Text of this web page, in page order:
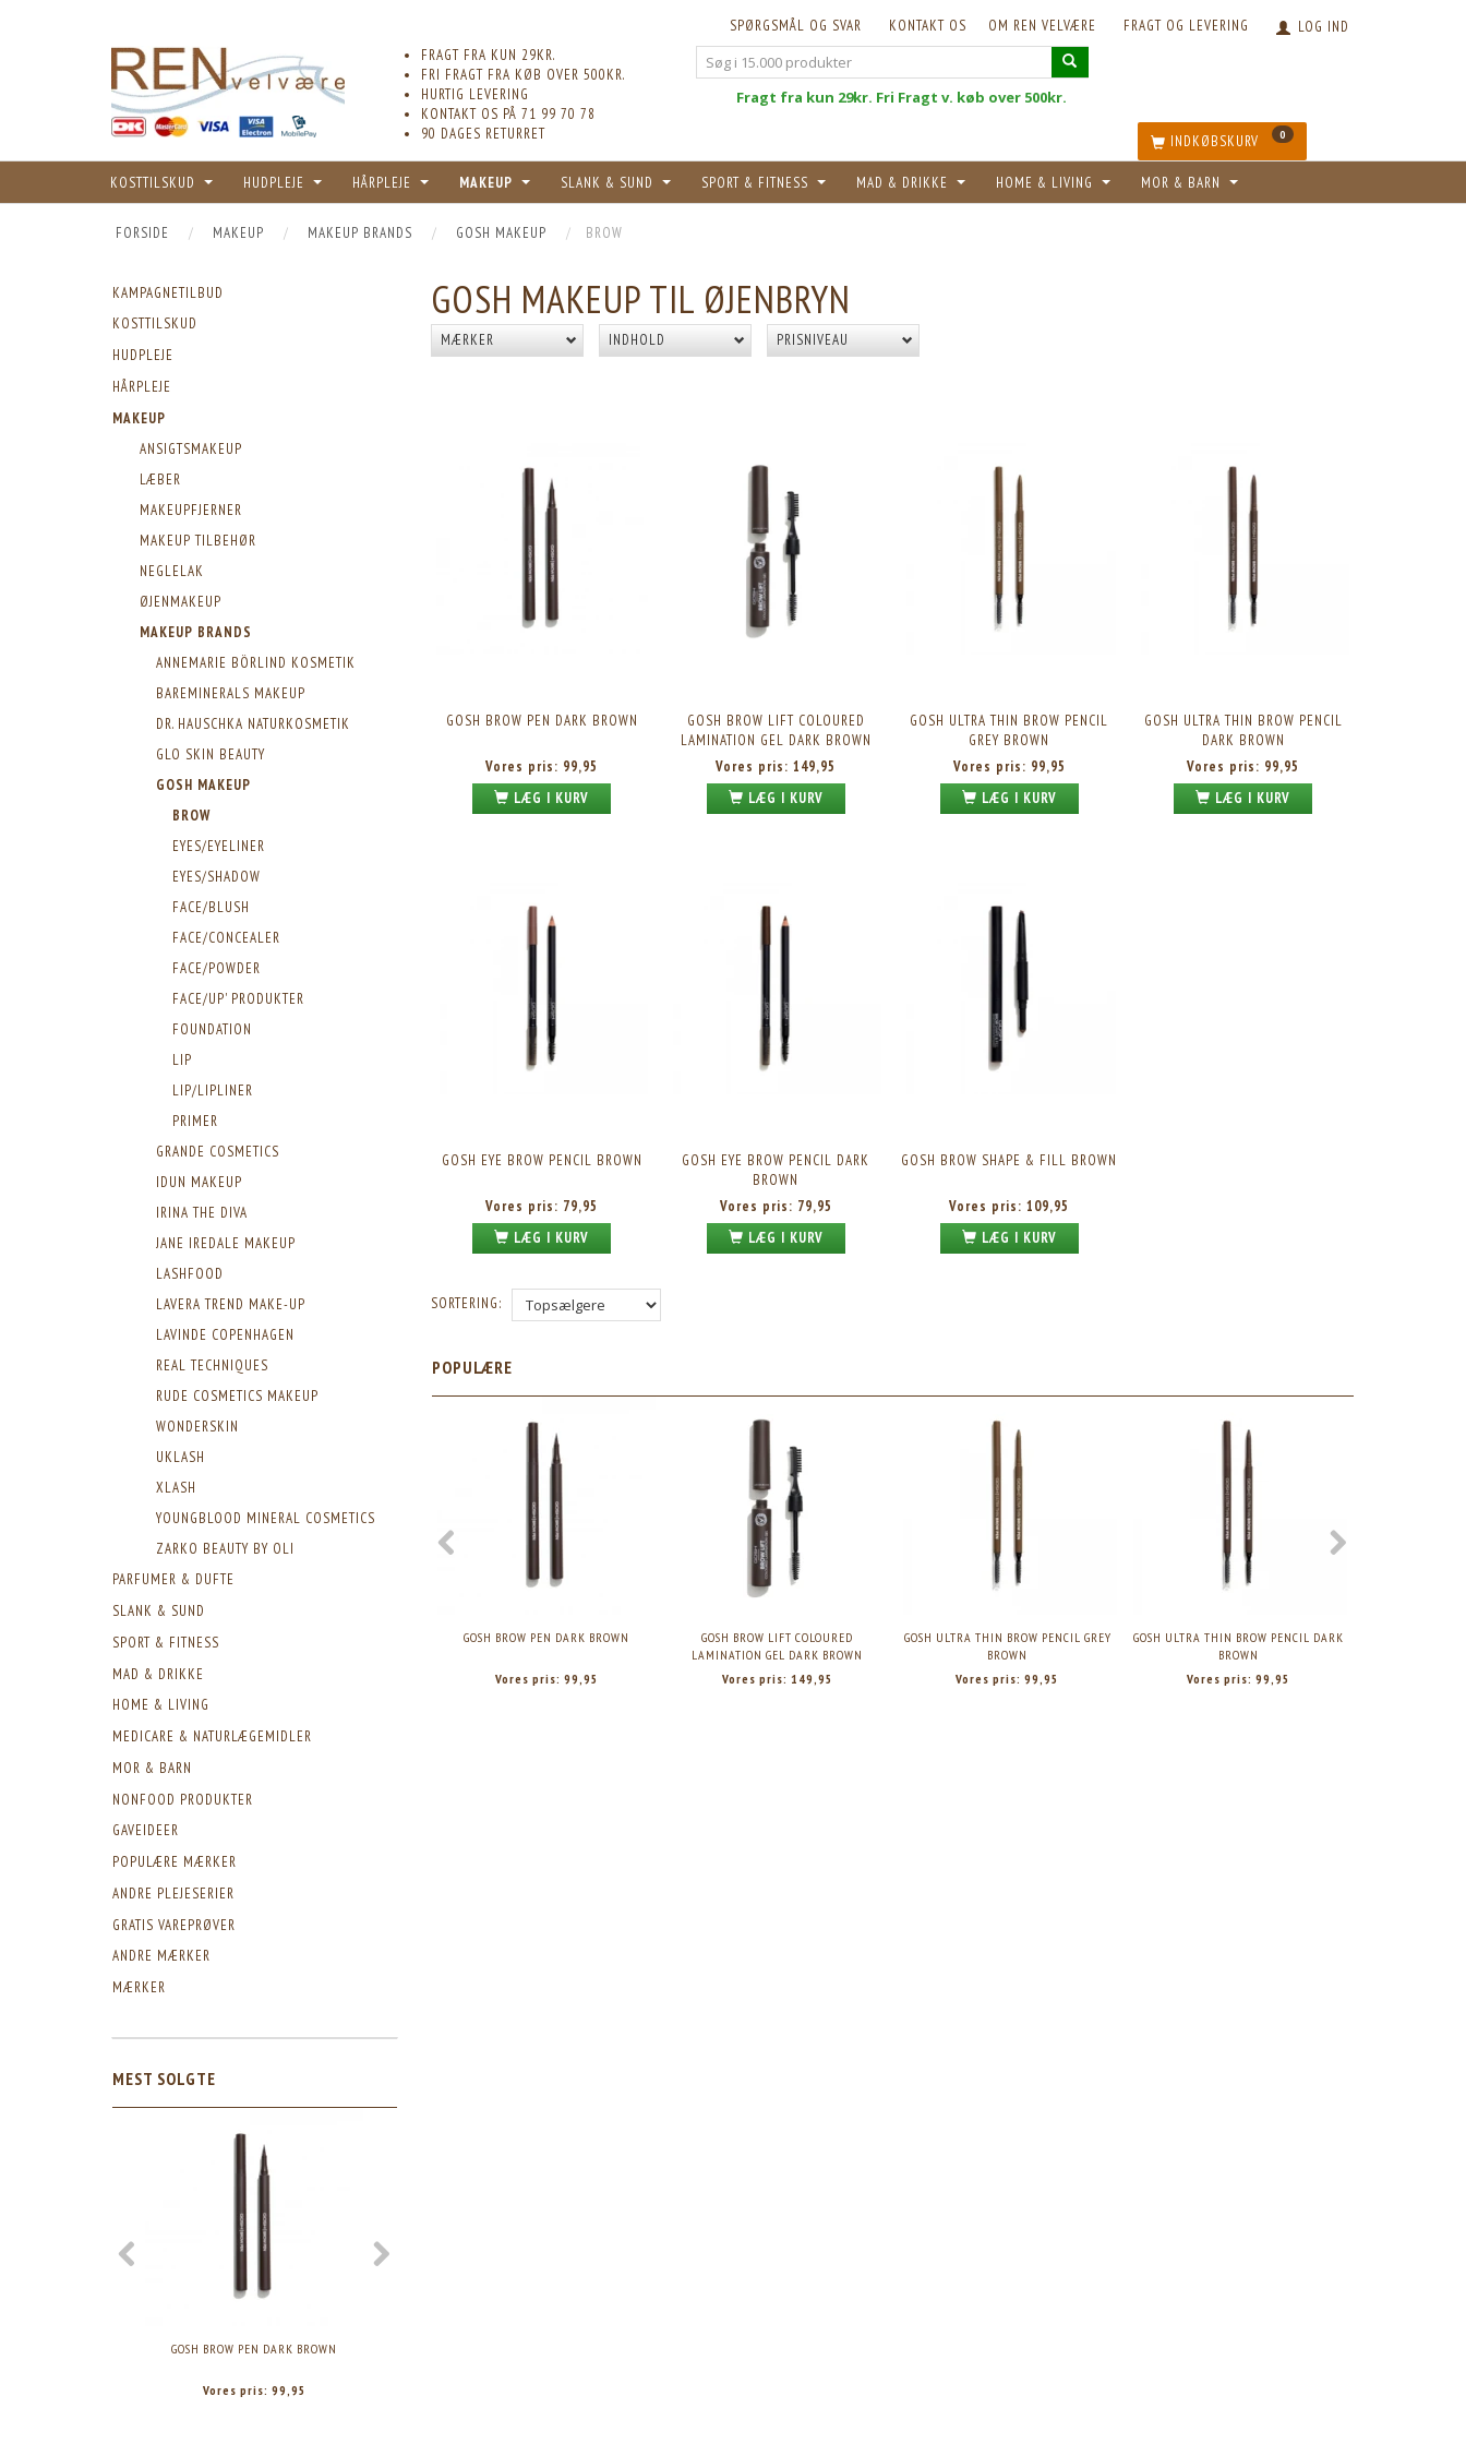
LOG IND
FRAGT OG LEVERING
OM REN VELVÆRE
KONTAKT OS
SPØRGSMÅL OG SVAR
FRAGT FRA KUN 29KR.
FRI FRAGT FRA KØB OVER 500KR.
HURTIG LEVERING
KONTAKT OS PÅ 71 99 70 78
90 DAGES RETURRET
Fragt fra kun 29kr. Fri Fragt v. køb over 500kr.
INDKØBSKURV 0
KOSTTILSKUD HUDPLEJE HÅRPLEJE MAKEUP SLANK & SUND SPORT & FITNESS MAD & DRIKKE HOME & LIVING MOR & BARN
FORSIDE MAKEUP MAKEUP BRANDS GOSH MAKEUP BROW
KAMPAGNETILBUD
KOSTTILSKUD
HUDPLEJE
HÅRPLEJE
MAKEUP
ANSIGTSMAKEUP
LÆBER
MAKEUPFJERNER
MAKEUP TILBEHØR
NEGLELAK
ØJENMAKEUP
MAKEUP BRANDS
ANNEMARIE BÖRLIND KOSMETIK
BAREMINERALS MAKEUP
DR. HAUSCHKA NATURKOSMETIK
GLO SKIN BEAUTY
GOSH MAKEUP
BROW
EYES/EYELINER
EYES/SHADOW
FACE/BLUSH
FACE/CONCEALER
FACE/POWDER
FACE/UP' PRODUKTER
FOUNDATION
LIP
LIP/LIPLINER
PRIMER
GRANDE COSMETICS
IDUN MAKEUP
IRINA THE DIVA
JANE IREDALE MAKEUP
LASHFOOD
LAVERA TREND MAKE-UP
LAVINDE COPENHAGEN
REAL TECHNIQUES
RUDE COSMETICS MAKEUP
WONDERSKIN
UKLASH
XLASH
YOUNGBLOOD MINERAL COSMETICS
ZARKO BEAUTY BY OLI
PARFUMER & DUFTE
SLANK & SUND
SPORT & FITNESS
MAD & DRIKKE
HOME & LIVING
MEDICARE & NATURLÆGEMIDLER
MOR & BARN
NONFOOD PRODUKTER
GAVEIDEER
POPULÆRE MÆRKER
ANDRE PLEJESERIER
GRATIS VAREPRØVER
ANDRE MÆRKER
MÆRKER
MEST SOLGTE
GOSH BROW PEN DARK BROWN
Vores pris: 99,95
GOSH MAKEUP TIL ØJENBRYN
MÆRKER INDHOLD PRISNIVEAU
GOSH BROW PEN DARK BROWN
Vores pris: 99,95
LÆG I KURV
GOSH BROW LIFT COLOURED
LAMINATION GEL DARK BROWN
Vores pris:149,95
LÆG I KURV
GOSH ULTRA THIN BROW PENCIL
GREY BROWN
Vores pris: 99,95
LÆG I KURV
GOSH ULTRA THIN BROW PENCIL
DARK BROWN
Vores pris: 99,95
LÆG I KURV
GOSH EYE BROW PENCIL BROWN
Vores pris: 79,95
LÆG I KURV
GOSH EYE BROW PENCIL DARK
BROWN
Vores pris: 79,95
LÆG I KURV
GOSH BROW SHAPE & FILL BROWN
Vores pris:109,95
LÆG I KURV
SORTERING:
POPULÆRE
GOSH BROW PEN DARK BROWN
Vores pris: 99,95
GOSH BROW LIFT COLOURED
LAMINATION GEL DARK BROWN
Vores pris: 149,95
GOSH ULTRA THIN BROW PENCIL GREY
BROWN
Vores pris:99,95
GOSH ULTRA THIN BROW PENCIL DARK
BROWN
Vores pris: 99,95